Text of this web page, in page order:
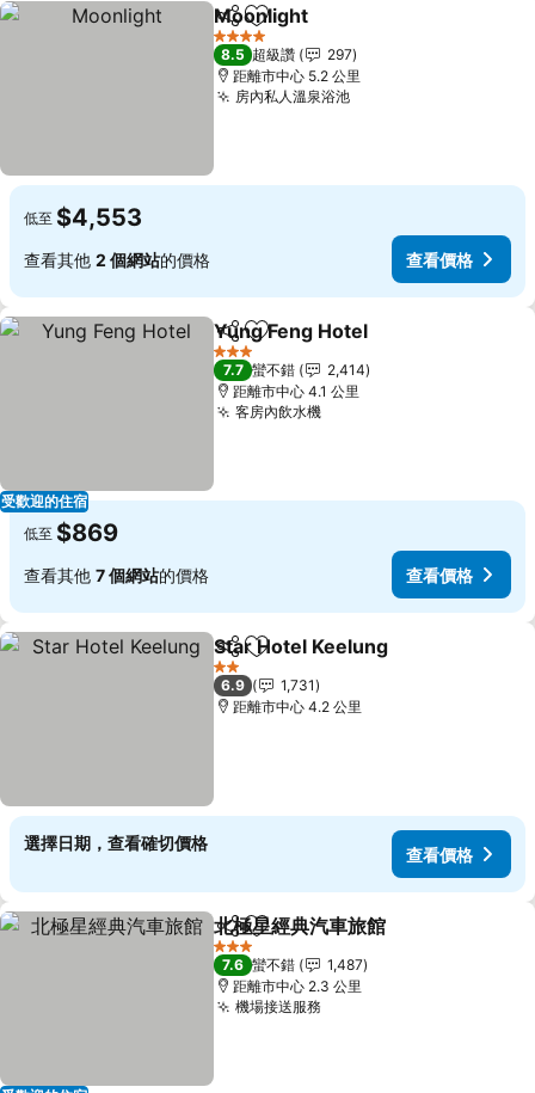
分享 加入我的最愛
Moonlight
4 星級
8.5 超級讚
297
距離市中心 5.2 公里
房內私人溫泉浴池查看價格
低至 $4,553
查看其他 2 個網站的價格 查看價格
受歡迎的住宿
分享 加入我的最愛
Yung Feng Hotel
3 星級
7.7 蠻不錯
2,414
距離市中心 4.1 公里
客房內飲水機查看價格
低至 $869
查看其他 7 個網站的價格 查看價格
分享 加入我的最愛
Star Hotel Keelung
2 星級
6.9
1,731
距離市中心 4.2 公里
選擇日期，查看確切價格
查看價格
分享 加入我的最愛
北極星經典汽車旅館
3 星級
7.6 蠻不錯
1,487
距離市中心 2.3 公里
機場接送服務